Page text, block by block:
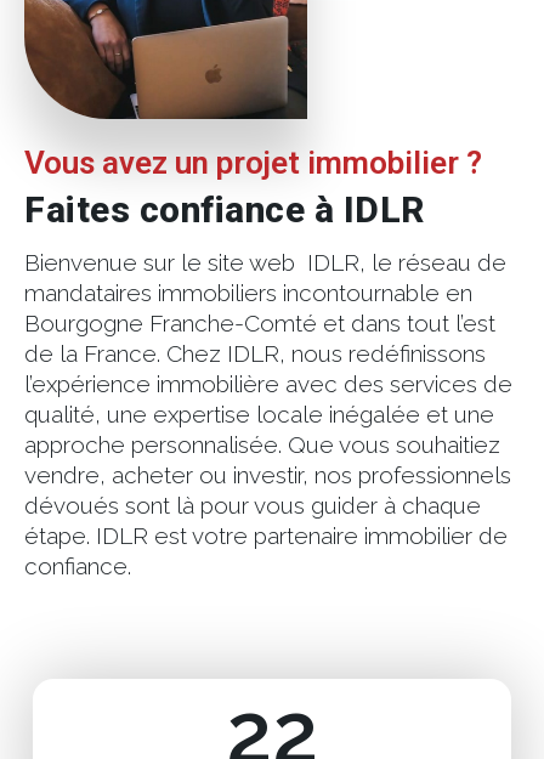
Vous avez un projet immobilier ?
Faites confiance à IDLR
Bienvenue sur le site web IDLR, le réseau de
mandataires immobiliers incontournable en
Bourgogne Franche-Comté et dans tout l’est
de la France. Chez IDLR, nous redéfinissons
l’expérience immobilière avec des services de
qualité, une expertise locale inégalée et une
approche personnalisée. Que vous souhaitiez
vendre, acheter ou investir, nos professionnels
dévoués sont là pour vous guider à chaque
étape. IDLR est votre partenaire immobilier de
confiance.
22